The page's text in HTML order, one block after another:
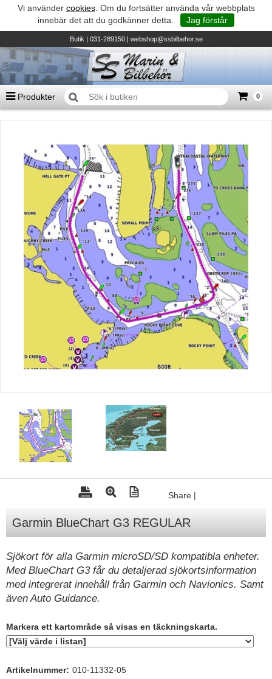
Vi använder cookies. Om du fortsätter använda vår webbplats
innebär det att du godkänner detta.
Jag förstår
Butik| 031-289150 | webshop@ssbilbehor.se
Produkter 0
TILL KASSAN
Biltillbehör och reservdelar - BDS
Micore • Båtar
Suzuki - Utombordare
Suzumar - Gummibåtar
Honda - Utombordare
HonWave - Gummibåtar
Honda - Elverk & Pumpar
Tohatsu - Utombordare
Minn Kota - elmotorer
Volvo Penta Servicedelar
Mercury Servicedelar
Garmin
Lowrance
Humminbird
B&G
Båttillbehör
Hummertina
Varta - Batterier
Victron - Batteriladdare
CTEK - Batteriladdare
Webasto - Dieselvärmare
Share |
Garmin BlueChart G3 REGULAR
Sjökort för alla Garmin microSD/SD kompatibla enheter.
Med BlueChart G3 får du detaljerad sjökortsinformation
med integrerat innehåll från Garmin och Navionics. Samt
även Auto Guidance.
Markera ett kartområde så visas en täckningskarta.
Artikelnummer: 010-11332-05